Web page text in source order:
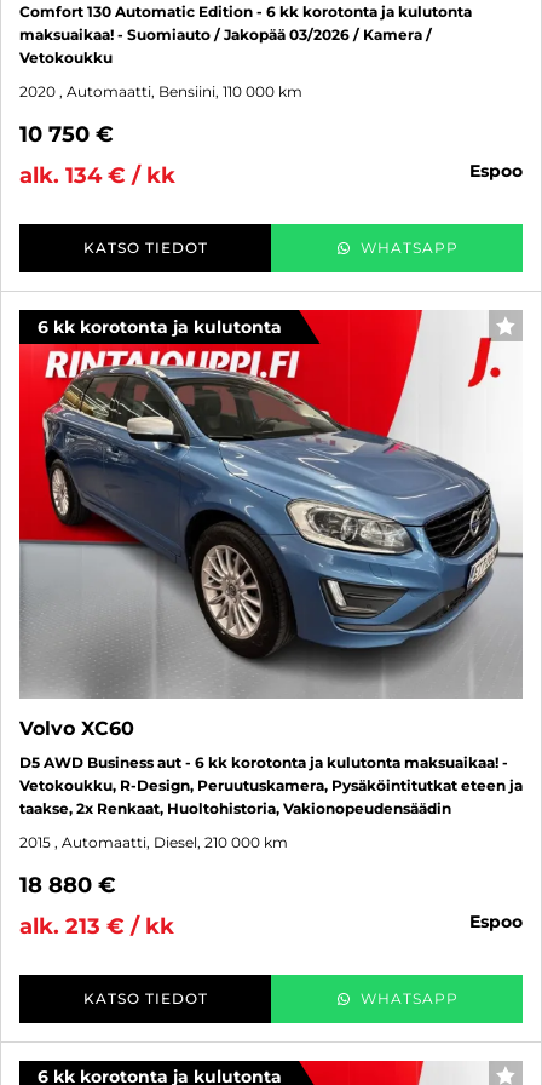
Comfort 130 Automatic Edition - 6 kk korotonta ja kulutonta
maksuaikaa! - Suomiauto / Jakopää 03/2026 / Kamera /
Vetokoukku
2020 , Automaatti, Bensiini, 110 000 km
10 750 €
alk. 134 € / kk
espoo
KATSO TIEDOT WHATSAPP
6 kk korotonta ja kulutonta
Volvo XC60
D5 AWD Business aut - 6 kk korotonta ja kulutonta maksuaikaa! -
Vetokoukku, R-Design, Peruutuskamera, Pysäköintitutkat eteen ja
taakse, 2x Renkaat, Huoltohistoria, Vakionopeudensäädin
2015 , Automaatti, Diesel, 210 000 km
18 880 €
alk. 213 € / kk
espoo
KATSO TIEDOT WHATSAPP
6 kk korotonta ja kulutonta